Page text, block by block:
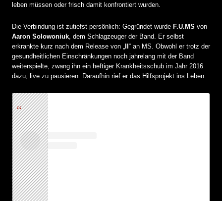
leben müssen oder frisch damit konfrontiert wurden.
Die Verbindung ist zutiefst persönlich: Gegründet wurde F.U.MS von
Aaron Solowoniuk , dem Schlagzeuger der Band. Er selbst
erkrankte kurz nach dem Release von „
“ an MS. Obwohl er trotz der
gesundheitlichen Einschränkungen noch jahrelang mit der Band
weiterspielte, zwang ihn ein heftiger Krankheitsschub im Jahr 2016
dazu, live zu pausieren. Daraufhin rief er das Hilfsprojekt ins Leben.